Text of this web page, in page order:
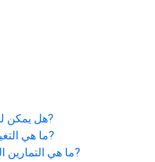
هل يمكن?
ما هي?
ما هي التمارين?